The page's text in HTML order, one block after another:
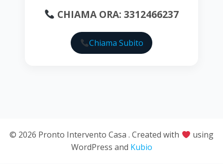
CHIAMA ORA: 3312466237
Chiama Subito
© 2026 Pronto Intervento Casa . Created with
using
WordPress and Kubio